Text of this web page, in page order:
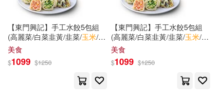
休閒生活(441)
婦幼生活(1134)
餐廚生活(1281)
溫美玉(41) 崔玉濤(40)
朵貝．楊笙(36) 児玉れな(30)
修亦(27) 小箱あき(26)
SONY MUSIC(217)
人民郵電出版社(152)
(可複選)
【東門興記】手工水餃5包組
(高麗菜/白菜韭黃/韭菜/玉米/香
菜) 高麗菜*2+白菜*2+韭菜*1
美食
$1099 $1250
【東門興記】手工水餃5包組
(高麗菜/白菜韭黃/韭菜/玉米/香
菜) 白菜*2+韭菜*3
美食
$1099 $1250